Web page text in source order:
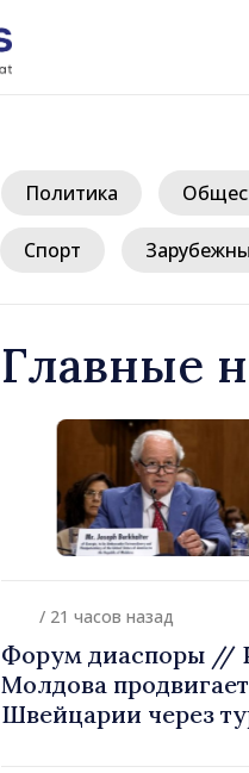
Политика
Спорт
Главные
/ 7 часов назад
Форум диаспоры //
Молдовы» – проект,
стремится
диаспоры к стране
/ 21 часов назад
Форум диаспоры //
Молдова
Швейцарии через